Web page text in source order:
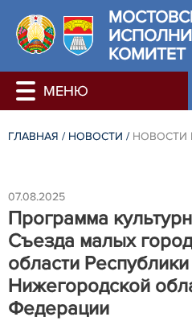
КОМИТЕТ
ГЛАВНАЯ / НОВОСТИ / НОВОСТИ
07.08.2025
Программа
Съезда малых
области
Нижегородской
Федерации